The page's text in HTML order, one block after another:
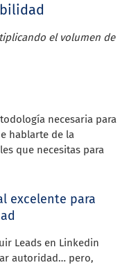
el volumen de
necesaria para
hablarte de la
que necesitas para
excelente para
Leads en Linkedin
autoridad… pero,